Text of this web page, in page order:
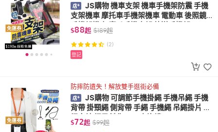
免運券
JS購物 機車支架 機車手機架防震 手機
支架機車 摩托車手機架機車 電動車 後照鏡
手機架機車 鷹爪手機支架 外送手機架
$88起 $189起
(2)
登記
免運券
防摔防遺失！解放雙手逛街必備
JS購物 可調節手機掛繩 手機吊繩 手機
背帶 掛頸繩 側背帶 手繩 手機繩 吊繩掛片 掛
繩夾片 繩子斜背 360度旋轉
$72起 $99起